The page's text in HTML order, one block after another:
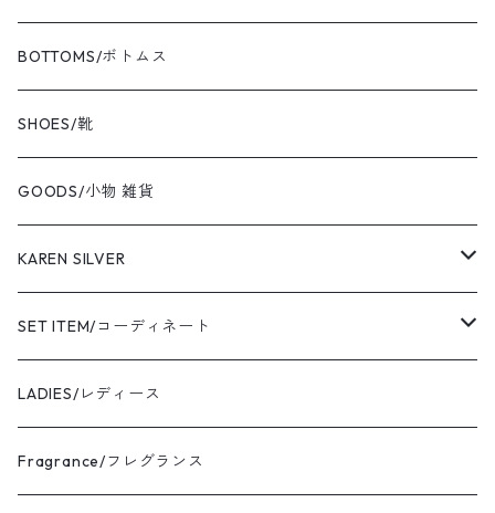
VIBAe/ヴィバ
BOKU HA TANOSII/ボクハタノシイ
NOT OEM/ノットオーイーエム
cooperstown/クーパーズタウン
adidas/アディダス
the corona utility/コロナ
avontade/アボンタージ
BOTTOMS/ボトムス
SHOES/靴
GOODS/小物 雑貨
KAREN SILVER
necklace
bracelet
pierce
SET ITEM/コーディネート
Sサイズ コーディネート
Mサイズ コーディネート
LADIES/レディース
Fragrance/フレグランス